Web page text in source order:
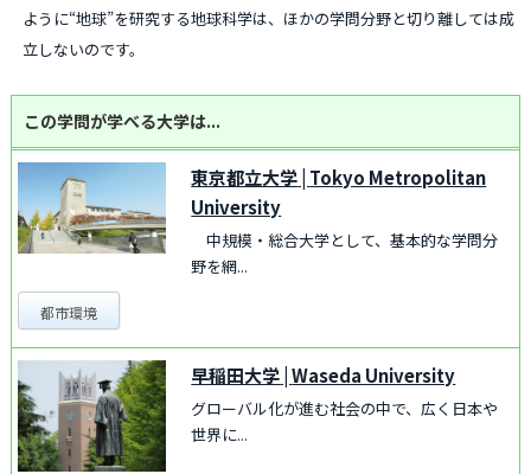
ように“地球”を研究する地球科学は、ほかの学問分野と切り離しては成
立しないのです。
この学問が学べる大学は...
東京都立大学 Tokyo Metropolitan
University
中規模・総合大学として、基本的な学問分
野を網...
都市環境
早稲田大学 |Waseda University
グローバル化が進む社会の中で、広く日本や
世界に...